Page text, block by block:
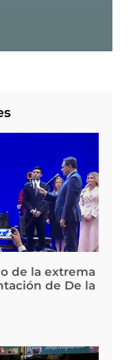
de la extrema
de De la